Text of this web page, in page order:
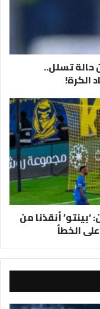
حالة تسلل..
الكرة!
أنقذنا من
الخطأ